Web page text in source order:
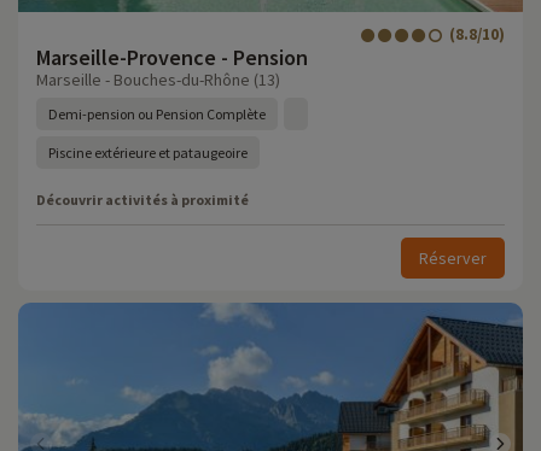
Marseille-Provence - Pension
(8.8/10)
Marseille - Bouches-du-Rhône (13)
Demi-pension ou Pension Complète
Piscine extérieure et pataugeoire
Découvrir activités à proximité
Réserver